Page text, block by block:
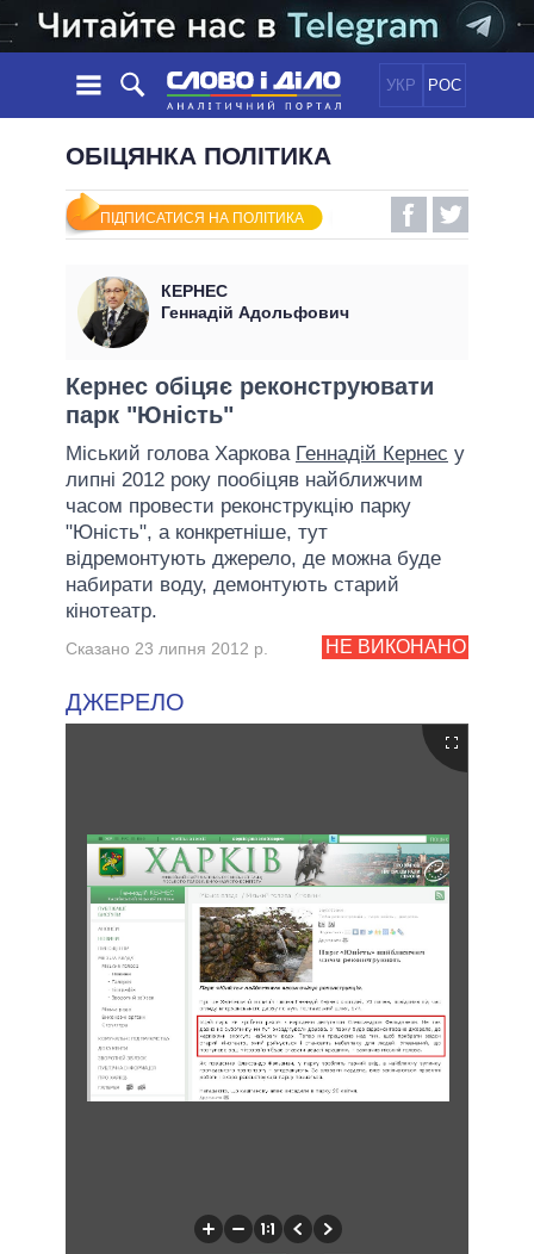
УКР РОС
НОВИНИ
СТРІЧКА
ПОДІЇ
СТАТТІ
ДУМКИ
ОГЛЯДИ
ДАЙДЖЕСТИ
ПОЛІТИКА
ЕКОНОМІКА
СВІТ
ОБIЦЯНКИ
УСІ ПОЛІТИКИ
ПРЕЗИДЕНТ І ОФІС
ВЕРХОВНА РАДА
КАБІНЕТ МІНІСТРІВ
ГОЛОВИ ОБЛАДМІНІСТРАЦІЙ
МЕРИ МІСТ
ВСІ ПЕРСОНИ
ІНФОГРАФІКА
ПІДТРИМАТИ
ПОРІВНЯННЯ ПОЛІТИКІВ
ОБІЦЯНКА ПОЛІТИКА
ПІДПИСАТИСЯ НА ПОЛІТИКА
КЕРНЕС
Геннадій Адольфович
Кернес обіцяє реконструювати
парк "Юність"
Міський голова Харкова Геннадій Кернес у
липні 2012 року пообіцяв найближчим
часом провести реконструкцію парку
"Юність", а конкретніше, тут
відремонтують джерело, де можна буде
набирати воду, демонтують старий
кінотеатр.
НЕ ВИКОНАНО
Сказано 23 липня 2012 р.
ДЖЕРЕЛО